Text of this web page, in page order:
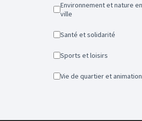
Environnement et nature en
ville
Santé et solidarité
Sports et loisirs
Vie de quartier et animation